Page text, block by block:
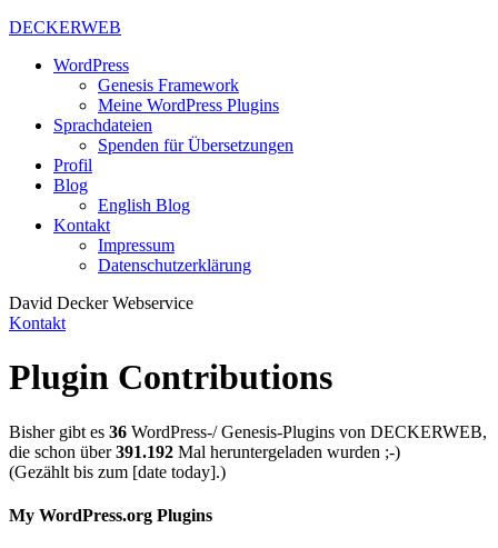
DECKERWEB
WordPress
Genesis Framework
Meine WordPress Plugins
Sprachdateien
Spenden für Übersetzungen
Profil
Blog
English Blog
Kontakt
Impressum
Datenschutzerklärung
David Decker Webservice
Kontakt
Plugin Contributions
Bisher gibt es 36 WordPress-/ Genesis-Plugins von DECKERWEB,
die schon über391.192 Mal heruntergeladen wurden ;-)
(Gezählt bis zum [date today].)
My WordPress.org Plugins